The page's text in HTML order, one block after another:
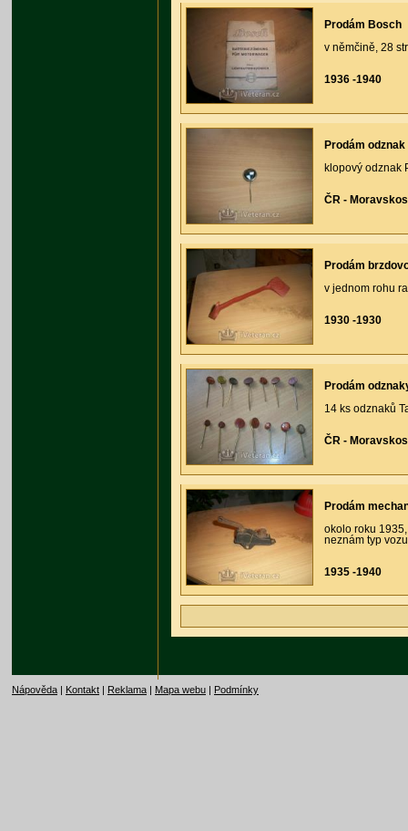
Prodám Bosch
v němčině, 28
1936 -1940
Prodám odznak
klopový odznak
ČR -
Prodám
v jednom rohu
1930 -1930
Prodám
14 ks odznaků
ČR -
Prodám
okolo roku
neznám typ
1935 -1940
Nápověda | Kontakt | Reklama | Mapa webu | Podmínky